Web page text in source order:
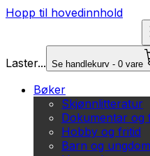
Hopp til hovedinnhold
Laster... Se handlekurv - 0 vare
Bøker
Skjønnlitteratur
Dokumentar og
Hobby og fritid
Barn og ungdom